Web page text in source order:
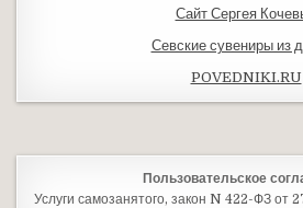
Сайт Сергея
Севские сувениры из
POVEDNIKI.RU
Пользовательское
Услуги самозанятого, закон N 422-ФЗ от